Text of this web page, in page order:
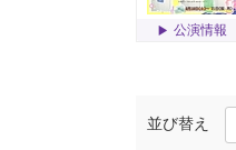
公演情報
並び替え